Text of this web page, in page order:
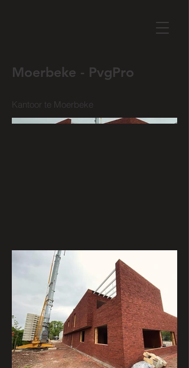
Moerbeke - PvgPro
Kantoor te Moerbeke